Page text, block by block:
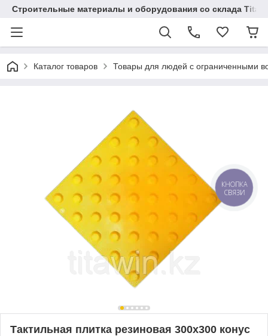
Строительные материалы и оборудования со склада
Каталог товаров Товары для людей с ограниченными
Тактильная плитка резиновая 300х300 конус
КНОПКА
СВЯЗИ